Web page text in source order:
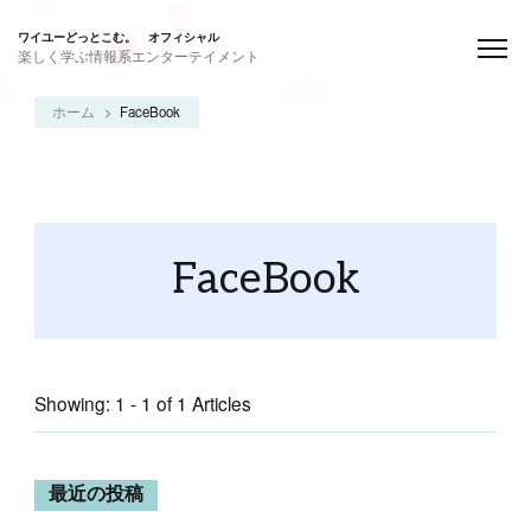
ワイユーどっとこむ。 オフィシャル
楽しく学ぶ情報系エンターテイメント
ホーム FaceBook
FaceBook
Showing: 1 - 1 of 1 Articles
最近の投稿